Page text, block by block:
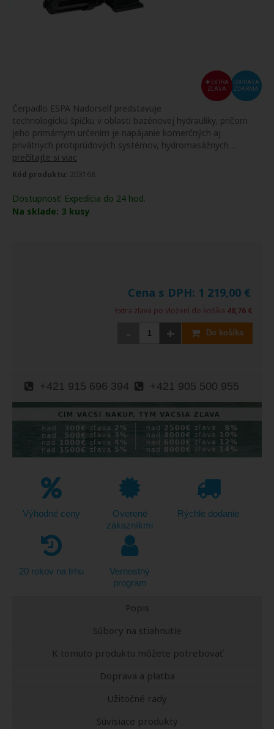
DOPRAVA
ZDARMA
EXTRA
ZĽAVA
Čerpadlo ESPA Nadorself predstavuje
technologickú špičku v oblasti bazénovej hydrauliky, pričom
jeho primárnym určením je napájanie komerčných aj
privátnych protiprúdových systémov, hydromasážnych ...
prečítajte si viac
Kód produktu: 203168
Dostupnosť: Expedícia do 24 hod.
Na sklade: 3 kusy
Cena s DPH: 1 219,00 €
Extra zľava po vložení do košíka 48,76 €
+ Do košíka
+421 915 696 394 +421 905 500 955
Výhodné ceny
Overené
zákazníkmi
Rýchle dodanie
20 rokov na trhu
Vernostný
program
Popis
Súbory na stiahnutie
K tomuto produktu môžete potrebovať
Doprava a platba
Užitočné rady
Súvisiace produkty